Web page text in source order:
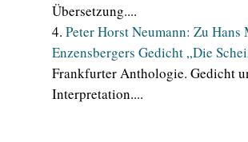
Übersetzung....
Peter Horst Neumann: Zu Hans
Enzensbergers Gedicht „Die
Frankfurter Anthologie. Gedicht
Interpretation....